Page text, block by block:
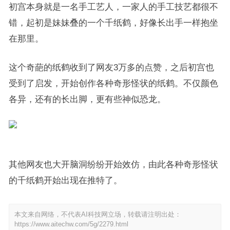
初宫本身就是一名手工艺人，一家人的手工技艺都很不
错，起初是妹妹叠的一个千纸鹤，好像长出手一样抱坐
在那里。
这个奇葩的纸鹤收到了网友3万多的点赞，之后初宫也
受到了启发，开始创作各种奇形怪状的纸鹤。不仅颜色
各异，还有的长出脚，更有些神似恐龙。
其他网友也大开脑洞纷纷开始效仿，由此各种奇形怪状
的千纸鹤开始出现在推特了。
本文来自网络，不代表AI科技网立场，转载请注明出处：
https://www.aitechw.com/5g/2279.html